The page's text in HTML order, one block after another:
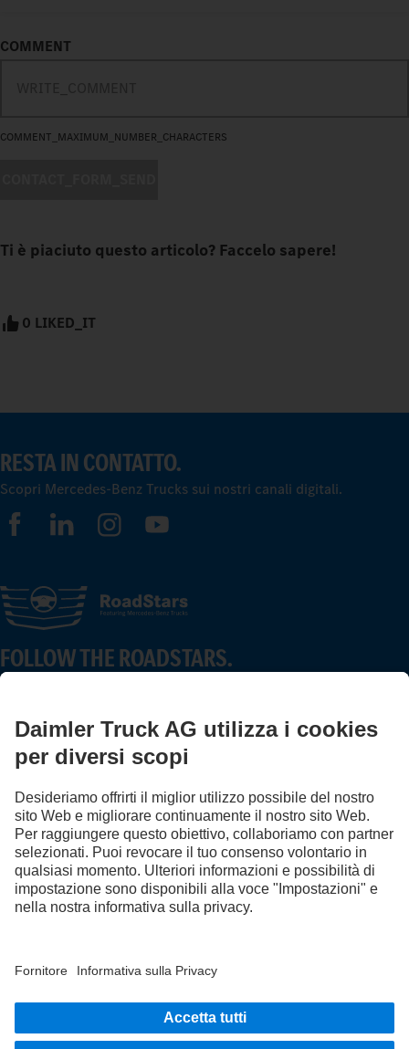
COMMENT
COMMENT_MAXIMUM_NUMBER_CHARACTERS
Ti è piaciuto questo articolo? Faccelo sapere!
0 LIKED_IT
RESTA IN CONTATTO.
Scopri Mercedes-Benz Trucks sui nostri canali digitali.
FOLLOW THE ROADSTARS.
Scambia esperienze con altri camionisti.
Sali a bordo
LANGUAGE
DE
FR IT
Protezione dei dati in Svizzera
Tutela dei dati
Informazioni a carattere legale